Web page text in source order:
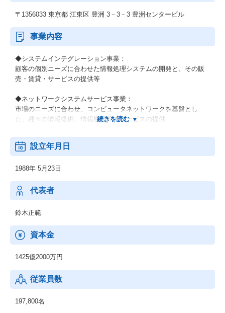
〒1356033 東京都 江東区 豊洲 3－3－3 豊洲センタービル
事業内容
◆システムインテグレーション事業：
顧客の個別ニーズに合わせた情報処理システムの開発と、その販
売・賃貸・サービスの提供等
◆ネットワークシステムサービス事業：
市場のニーズに合わせ、コンピュータネットワークを基盤とし
た、種々の情報提供、情報処理等のサービスの提供
◆その他の事業：
顧客の経営上の問題点に係わる調査・分析、情報処理システムの
設立年月日
1988年 5月23日
代表者
鈴木正範
資本金
1425億2000万円
従業員数
197,800名